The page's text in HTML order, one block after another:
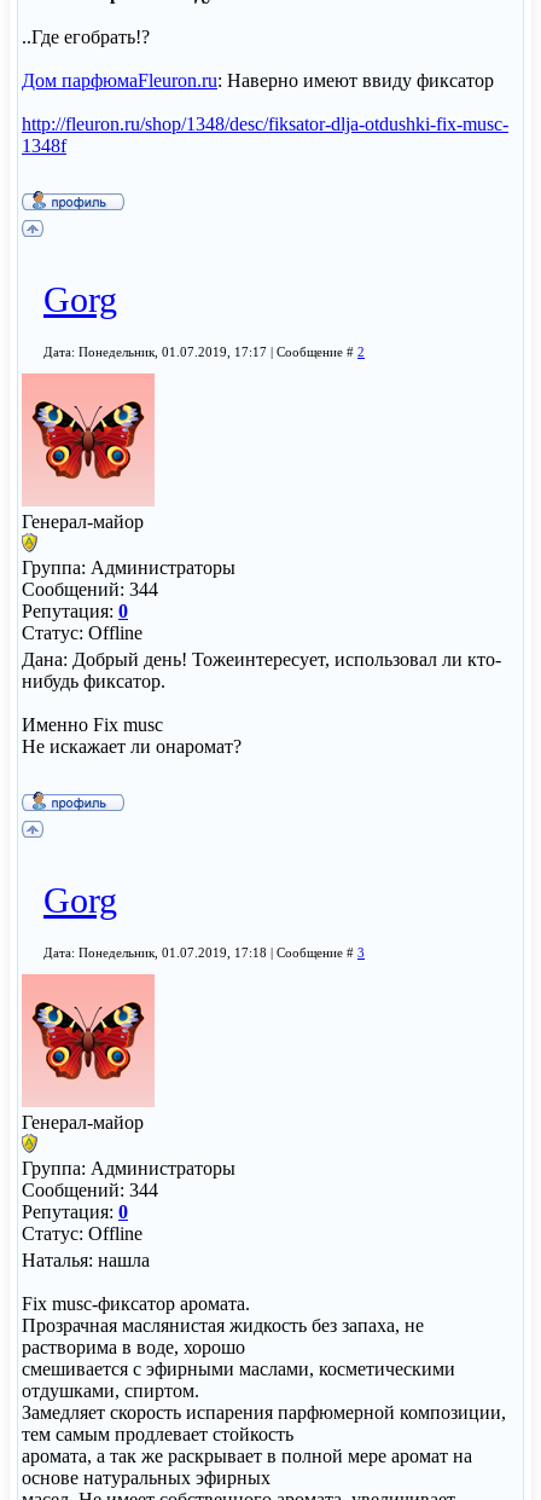
..Где егобрать!?
Дом парфюмаFleuron.ru: Наверно имеют ввиду фиксатор
http://fleuron.ru/shop/1348/desc/fiksator-dlja-otdushki-fix-musc-
1348f
Gorg
Дата: Понедельник, 01.07.2019, 17:17 | Сообщение # 2
Генерал-майор
Группа: Администраторы
Сообщений: 344
Репутация: 0
Статус: Offline
Дана: Добрый день! Тожеинтересует, использовал ли кто-
нибудь фиксатор.
Именно Fix musc
Не искажает ли онаромат?
Gorg
Дата: Понедельник, 01.07.2019, 17:18 | Сообщение # 3
Генерал-майор
Группа: Администраторы
Сообщений: 344
Репутация: 0
Статус: Offline
Наталья: нашла
Fix musc-фиксатор аромата.
Прозрачная маслянистая жидкость без запаха, не
растворима в воде, хорошо
смешивается с эфирными маслами, косметическими
отдушками, спиртом.
Замедляет скорость испарения парфюмерной композиции,
тем самым продлевает стойкость
аромата, а так же раскрывает в полной мере аромат на
основе натуральных эфирных